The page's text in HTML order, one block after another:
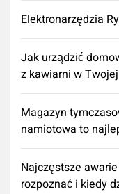
Elektronarzędzia
​Jak urządzić
z kawiarni w
Magazyn
namiotowa to
Najczęstsze
rozpoznać i kiedy